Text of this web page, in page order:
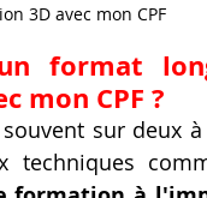
3D avec mon CPF
format
mon CPF ?
sur deux
techniques